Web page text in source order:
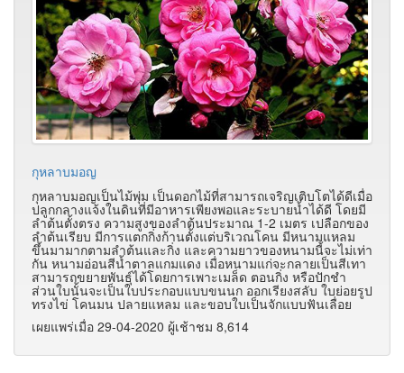
กุหลาบมอญ
กุหลาบมอญเป็นไม้พุ่ม เป็นดอกไม้ที่สามารถเจริญเติบโตได้ดีเมื่อ
ปลูกกลางแจ้งในดินที่มีอาหารเพียงพอและระบายน้ำได้ดี โดยมี
ลำต้นตั้งตรง ความสูงของลำต้นประมาณ 1-2 เมตร เปลือกของ
ลำต้นเรียบ มีการแตกกิ่งก้านตั้งแต่บริเวณโคน มีหนามแหลม
ขึ้นมามากตามลำต้นและกิ่ง และความยาวของหนามนี้จะไม่เท่า
กัน หนามอ่อนสีน้ำตาลแกมแดง เมื่อหนามแก่จะกลายเป็นสีเทา
สามารถขยายพันธุ์ได้โดยการเพาะเมล็ด ตอนกิ่ง หรือปักชำ
ส่วนใบนั้นจะเป็นใบประกอบแบบขนนก ออกเรียงสลับ ใบย่อยรูป
ทรงไข่ โคนมน ปลายแหลม และขอบใบเป็นจักแบบฟันเลื่อย
เผยแพร่เมื่อ 29-04-2020 ผู้เช้าชม 8,614